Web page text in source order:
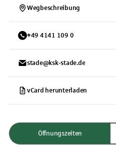
Wegbeschreibung
+49 4141 109 0
stade@ksk-stade.de
vCard herunterladen
Öffnungszeiten